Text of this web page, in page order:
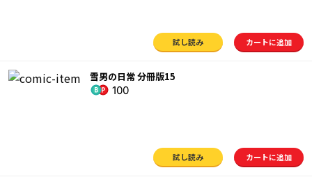
試し読み カートに追加
雪男の日常 分冊版15
100
試し読み カートに追加